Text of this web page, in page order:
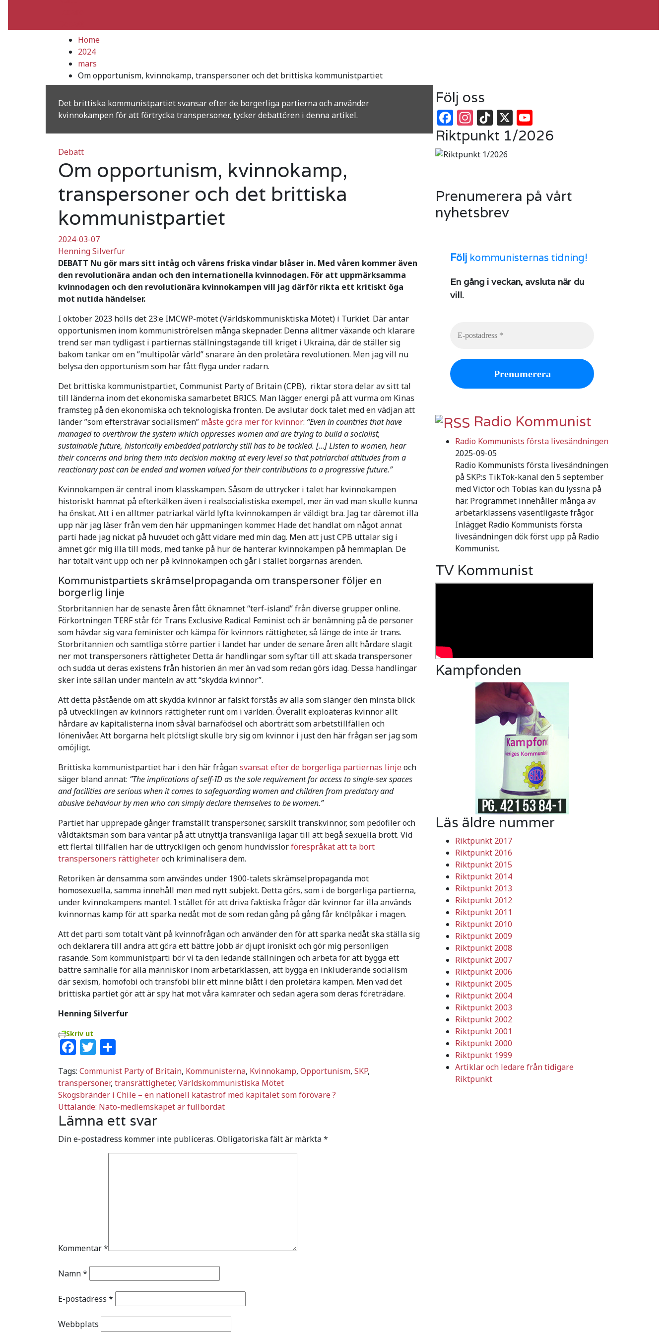
Home
2024
mars
Om opportunism, kvinnokamp, transpersoner och det brittiska kommunistpartiet
Det brittiska kommunistpartiet svansar efter de borgerliga partierna och använder
kvinnokampen för att förtrycka transpersoner, tycker debattören i denna artikel.
Debatt
Om opportunism, kvinnokamp,
transpersoner och det brittiska
kommunistpartiet
2024-03-07
Henning Silverfur
DEBATT Nu gör mars sitt intåg och vårens friska vindar blåser in. Med våren kommer även
den revolutionära andan och den internationella kvinnodagen. För att uppmärksamma
kvinnodagen och den revolutionära kvinnokampen vill jag därför rikta ett kritiskt öga
mot nutida händelser.
I oktober 2023 hölls det 23:e IMCWP-mötet (Världskommunisktiska Mötet) i Turkiet. Där antar
opportunismen inom kommuniströrelsen många skepnader. Denna alltmer växande och klarare
trend ser man tydligast i partiernas ställningstagande till kriget i Ukraina, där de ställer sig
bakom tankar om en ”multipolär värld” snarare än den proletära revolutionen. Men jag vill nu
belysa den opportunism som har fått flyga under radarn.
Det brittiska kommunistpartiet, Communist Party of Britain (CPB), riktar stora delar av sitt tal
till länderna inom det ekonomiska samarbetet BRICS. Man lägger energi på att vurma om Kinas
framsteg på den ekonomiska och teknologiska fronten. De avslutar dock talet med en vädjan att
länder ”som eftersträvar socialismen” måste göra mer för kvinnor: “Even in countries that have
managed to overthrow the system which oppresses women and are trying to build a socialist,
sustainable future, historically embedded patriarchy still has to be tackled. […] Listen to women, hear
their concerns and bring them into decision making at every level so that patriarchal attitudes from a
reactionary past can be ended and women valued for their contributions to a progressive future.”
Kvinnokampen är central inom klasskampen. Såsom de uttrycker i talet har kvinnokampen
historiskt hamnat på efterkälken även i realsocialistiska exempel, mer än vad man skulle kunna
ha önskat. Att i en alltmer patriarkal värld lyfta kvinnokampen är väldigt bra. Jag tar däremot illa
upp när jag läser från vem den här uppmaningen kommer. Hade det handlat om något annat
parti hade jag nickat på huvudet och gått vidare med min dag. Men att just CPB uttalar sig i
ämnet gör mig illa till mods, med tanke på hur de hanterar kvinnokampen på hemmaplan. De
har totalt vänt upp och ner på kvinnokampen och går i stället borgarnas ärenden.
Kommunistpartiets skrämselpropaganda om transpersoner följer en
borgerlig linje
Storbritannien har de senaste åren fått öknamnet “terf-island” från diverse grupper online.
Förkortningen TERF står för Trans Exclusive Radical Feminist och är benämning på de personer
som hävdar sig vara feminister och kämpa för kvinnors rättigheter, så länge de inte är trans.
Storbritannien och samtliga större partier i landet har under de senare åren allt hårdare slagit
ner mot transpersoners rättigheter. Detta är handlingar som syftar till att skada transpersoner
och sudda ut deras existens från historien än mer än vad som redan görs idag. Dessa handlingar
sker inte sällan under manteln av att “skydda kvinnor”.
Att detta påstående om att skydda kvinnor är falskt förstås av alla som slänger den minsta blick
på utvecklingen av kvinnors rättigheter runt om i världen. Överallt exploateras kvinnor allt
hårdare av kapitalisterna inom såväl barnafödsel och aborträtt som arbetstillfällen och
lönenivåer. Att borgarna helt plötsligt skulle bry sig om kvinnor i just den här frågan ser jag som
omöjligt.
Brittiska kommunistpartiet har i den här frågansvansat efter de borgerliga partiernas linjeoch
säger bland annat: ”The implications of self-ID as the sole requirement for access to single-sex spaces
and facilities are serious when it comes to safeguarding women and children from predatory and
abusive behaviour by men who can simply declare themselves to be women.”
Partiet har upprepade gånger framställt transpersoner, särskilt transkvinnor, som pedofiler och
våldtäktsmän som bara väntar på att utnyttja transvänliga lagar till att begå sexuella brott. Vid
ett flertal tillfällen har de uttryckligen och genom hundvisslorförespråkat att ta bort
transpersoners rättigheteroch kriminalisera dem.
Retoriken är densamma som användes under 1900-talets skrämselpropaganda mot
homosexuella, samma innehåll men med nytt subjekt. Detta görs, som i de borgerliga partierna,
under kvinnokampens mantel. I stället för att driva faktiska frågor där kvinnor far illa används
kvinnornas kamp för att sparka nedåt mot de som redan gång på gång får knölpåkar i magen.
Att det parti som totalt vänt på kvinnofrågan och använder den för att sparka nedåt ska ställa sig
och deklarera till andra att göra ett bättre jobb är djupt ironiskt och gör mig personligen
rasande. Som kommunistparti bör vi ta den ledande ställningen och arbeta för att bygga ett
bättre samhälle för alla människor inom arbetarklassen, att bygga en inkluderande socialism
där sexism, homofobi och transfobi blir ett minne blått i den proletära kampen. Men vad det
brittiska partiet gör att är spy hat mot våra kamrater och sedan agera som deras företrädare.
Henning Silverfur
Skriv ut
Facebook
Twitter
Tags: Communist Party of Britain, Kommunisterna, Kvinnokamp, Opportunism, SKP,
transpersoner, transrättigheter, Världskommunistiska Mötet
Inläggsnavigering
Skogsbränder i Chile – en nationell katastrof med kapitalet som förövare ?
Uttalande: Nato-medlemskapet är fullbordat
Lämna ett svar
Din e-postadress kommer inte publiceras. Obligatoriska fält är märkta*
Kommentar*
Namn*
E-postadress *
Webbplats
Följ oss
Facebook
Instagram
TikTok
X
Riktpunkt 1/2026
Prenumerera på vårt
nyhetsbrev
Följ kommunisternas tidning!
En gång i veckan, avsluta när du
vill.
Radio Kommunist
Radio Kommunists första livesändningen
2025-09-05
Radio Kommunists första livesändningen
på SKP:s TikTok-kanal den 5 september
med Victor och Tobias kan du lyssna på
här. Programmet innehåller många av
arbetarklassens väsentligaste frågor.
Inlägget Radio Kommunists första
livesändningen dök först upp på Radio
Kommunist.
TV Kommunist
Kampfonden
Läs äldre nummer
Riktpunkt 2017
Riktpunkt 2016
Riktpunkt 2015
Riktpunkt 2014
Riktpunkt 2013
Riktpunkt 2012
Riktpunkt 2011
Riktpunkt 2010
Riktpunkt 2009
Riktpunkt 2008
Riktpunkt 2007
Riktpunkt 2006
Riktpunkt 2005
Riktpunkt 2004
Riktpunkt 2003
Riktpunkt 2002
Riktpunkt 2001
Riktpunkt 2000
Riktpunkt 1999
Artiklar och ledare från tidigare
Riktpunkt